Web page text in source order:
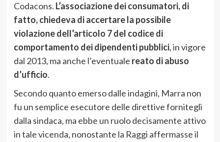
Codacons. L’associazione dei consumatori, di
fatto, chiedeva di accertare la possibile
violazione dell’articolo 7 del codice di
comportamento dei dipendenti pubblici, in vigore
dal 2013, ma anche l’eventuale reato di abuso
d’ufficio.
Secondo quanto emerso dalle indagini, Marra non
fu un semplice esecutore delle direttive fornitegli
dalla sindaca, ma ebbe un ruolo decisamente attivo
in tale vicenda, nonostante la Raggi affermasse il